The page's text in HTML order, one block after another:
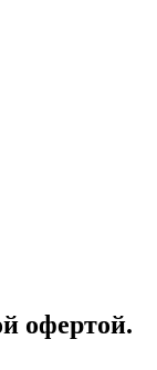
офертой.